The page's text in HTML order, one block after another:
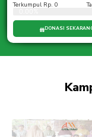
Terkumpul Rp. 0
DONASI